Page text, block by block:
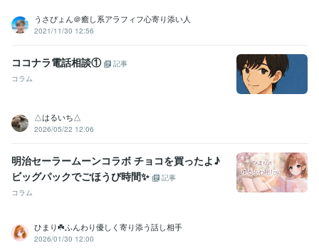
【笑顔を増やして総相談5100件】ご縁に感謝いたします‪︎︎
出品者おすすめユーザー【1位／602579人】
件︎✿ありがとうございます
相談実績1000件＆1100件‪✿‬ありがとうご
ざいます☘️ 【1周年爆誕祭】圧倒的包容力で笑顔を増やしお陰様で1
周年⭐️
相談実績1300件︎✿ありがとうございます（1年前は1件！）
相談実績2000件✿コツコツ
真摯に精進し続けます‪⭐️
感謝 【2周年爆誕祭】圧倒的包容力で笑顔を増やしお陰様で2周年⭐️
笑顔を増やし続けて3000件✨️ご縁に感謝いたします‪‪☘️ 相談実績3500
件✿全てのご縁に感謝いたします‪ஐ‬
＼お陰様で3周年／圧倒的包容力
で笑顔を増やし3700件︎✿
【笑顔を増やして総相談4000件】ご縁に感
謝いたします‪☘️ 【プラチナ継続3周年⭐️】引き続き精進いたします‪︎‪ஐ‬
＼お陰様で4周年／5年目もよろしくお願いいたします︎✿
チナ継続4周年⭐️フォロワー900名様 相談実績5000件❣️全てのご縁に
感謝いたします‪☘️
うさぴょん＠癒し系アラフィフ心寄り添い人
2021/11/30 12:56
ココナラ電話相談①
記事
コラム
△はるいち△
2026/05/22 12:06
明治セーラームーンコラボ チョコを買ったよ♪
ビッグパックでごほうび時間✨
記事
コラム
ひまり☘️ふんわり優しく寄り添う話し相手
2026/01/30 12:00